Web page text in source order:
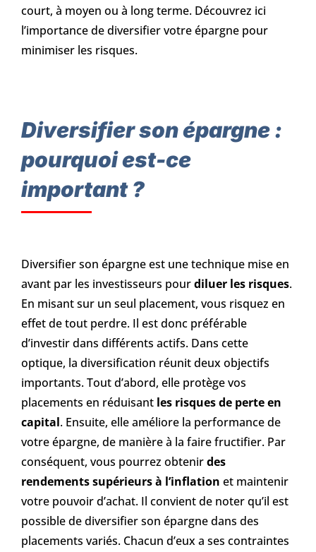
court, à moyen ou à long terme. Découvrez ici
l’importance de diversifier votre épargne pour
minimiser les risques.
Diversifier son épargne :
pourquoi est-ce
important ?
Diversifier son épargne est une technique mise en
avant par les investisseurs pourdiluer les risques.
En misant sur un seul placement, vous risquez en
effet de tout perdre. Il est donc préférable
d’investir dans différents actifs. Dans cette
optique, la diversification réunit deux objectifs
importants. Tout d’abord, elle protège vos
placements en réduisant les risques de perte en
capital. Ensuite, elle améliore la performance de
votre épargne, de manière à la faire fructifier. Par
conséquent, vous pourrez obtenirdes
rendements supérieurs à l’inflation et maintenir
votre pouvoir d’achat. Il convient de noter qu’il est
possible de diversifier son épargne dans des
placements variés. Chacun d’eux a ses contraintes